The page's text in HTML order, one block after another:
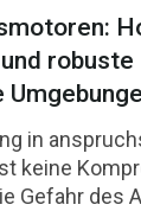
in
keine
Gefahr des